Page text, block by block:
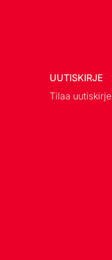
UUTISKIRJE
Tilaa uutiskirje